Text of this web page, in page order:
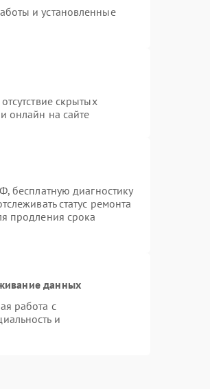
и установленные
скрытых
онлайн на сайте
бесплатную диагностику
статус ремонта
продления срока
данных
работа с
и